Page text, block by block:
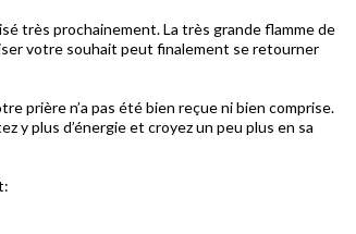
très prochainement. La très grande flamme de
votre souhait peut finalement se retourner
prière n’a pas été bien reçue ni bien comprise.
y plus d’énergie et croyez un peu plus en sa